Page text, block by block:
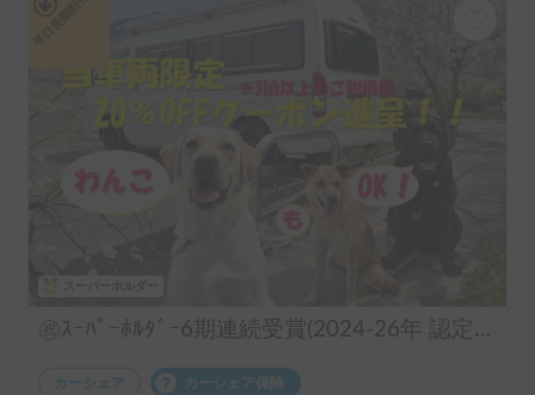
㊗️ｽｰﾊﾟｰﾎﾙﾀﾞｰ6期連続受賞(2024-26年 認定実績)👑 長期のご利用実績多数♨️🐕♨️わんちゃん🆗🙆✨FFヒーターで夜はぽかぽか☕️直前予約も可能(要相談下さい)⏰全面網戸で犬も人も快適👍ファミリーも喜んで頂けます😃〈ポータブルクーラー・大容量ポータブルバッテリー・電子レンジ・天井換気ファン・冷蔵庫・サブバッテリー2機・外部電源〉 断熱車体&アクリル二重＋網戸とシェード付の断熱窓！花火大会＆野外音楽フェスにも！ロードバイク2台楽々積んで車中泊OK❣️トランポ的な使い方も出来ます！ ハイエース サーフィン 憧れのキャンピングカーで！ 白馬 野沢温泉 蔵王 八方尾根 妙高 スキー スノボ
カーシェア カーシェア保険